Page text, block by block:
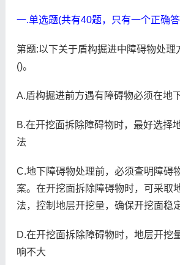
一.单选题(共有40题，只有一个正确
第题:以下关于盾构掘进中障碍物处理
()。
A.盾构掘进前方遇有障碍物必须在地
B.在开挖面拆除障碍物时，最好选择
法
C.地下障碍物处理前，必须查明障碍
案。在开挖面拆除障碍物时，可采取
法，控制地层开挖量，确保开挖面稳
D.在开挖面拆除障碍物时，地层开挖
响不大